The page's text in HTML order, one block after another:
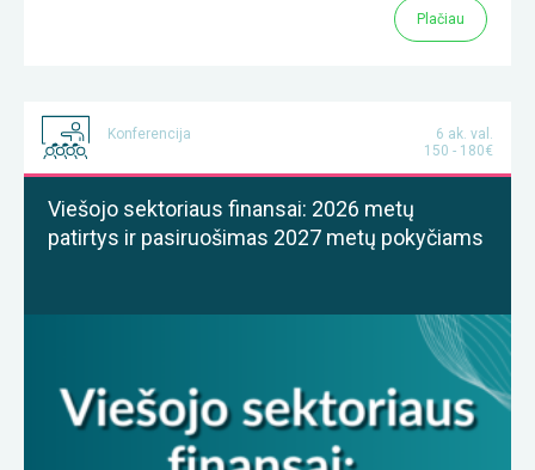
Plačiau
Konferencija
6 ak. val.
150 - 180€
Viešojo sektoriaus finansai: 2026 metų
patirtys ir pasiruošimas 2027 metų pokyčiams